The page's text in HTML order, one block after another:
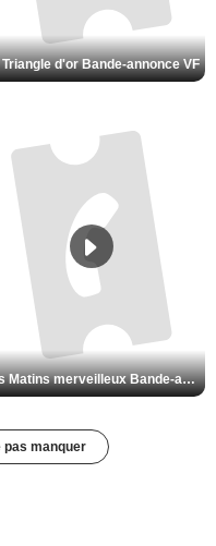
d'or Bande-annonce VF
Les Matins merveilleux Bande-annonce VF
pas manquer